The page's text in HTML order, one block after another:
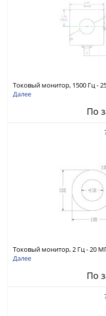
Токовый монитор, 1500 Гц -
ток 5 А скз
Далее
По
Токовый монитор, 2 Гц - 20
150 А скз
Далее
По